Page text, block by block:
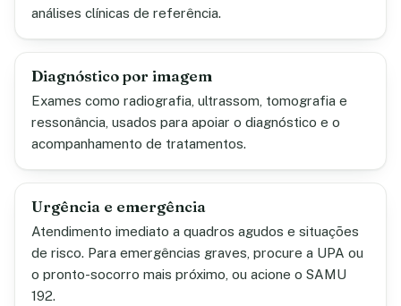
análises clínicas de referência.
Diagnóstico por imagem
Exames como radiografia, ultrassom, tomografia e
ressonância, usados para apoiar o diagnóstico e o
acompanhamento de tratamentos.
Urgência e emergência
Atendimento imediato a quadros agudos e situações
de risco. Para emergências graves, procure a UPA ou
o pronto-socorro mais próximo, ou acione o SAMU
192.